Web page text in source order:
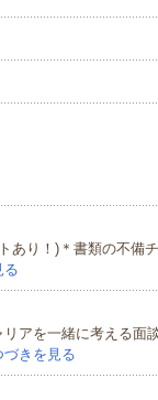
あり！)＊書類の不備
る
アを一緒に考える面
づきを見る